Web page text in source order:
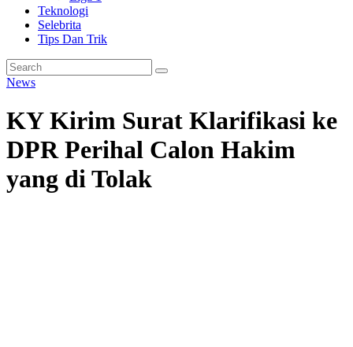
Teknologi
Selebrita
Tips Dan Trik
News
KY Kirim Surat Klarifikasi ke
DPR Perihal Calon Hakim
yang di Tolak